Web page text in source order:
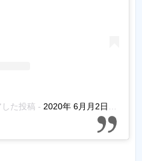
た投稿 - 2020年 6月月2日午前10時48分PDT